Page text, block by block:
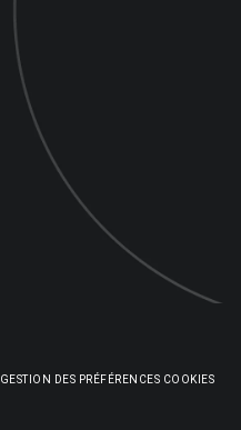
GESTION DES PRÉFÉRENCES COOKIES